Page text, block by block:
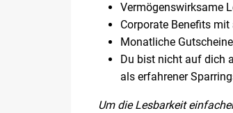
Vermögenswirksame
Corporate Benefits
Monatliche
Du bist nicht auf dich
als erfahrener
Um die Lesbarkeit